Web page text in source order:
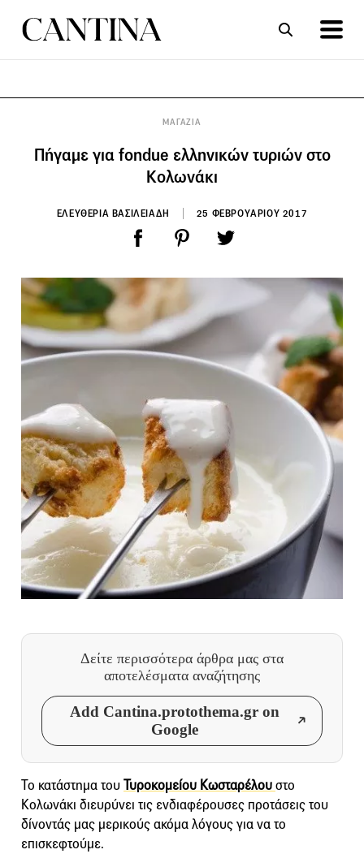
ΜΑΓΑΖΙΑ
Πήγαμε για fondue ελληνικών τυριών στο
Κολωνάκι
ΕΛΕΥΘΕΡΙΑ ΒΑΣΙΛΕΙΑΔΗ 25 ΦΕΒΡΟΥΑΡΙΟΥ 2017
Δείτε περισσότερα άρθρα μας στα
αποτελέσματα αναζήτησης
Add Cantina.protothema.gr on
Google
Το κατάστημα του Τυροκομείου Κωσταρέλουστο
Κολωνάκι διευρύνει τις ενδιαφέρουσες προτάσεις του
δίνοντάς μας μερικούς ακόμα λόγους για να το
επισκεφτούμε.